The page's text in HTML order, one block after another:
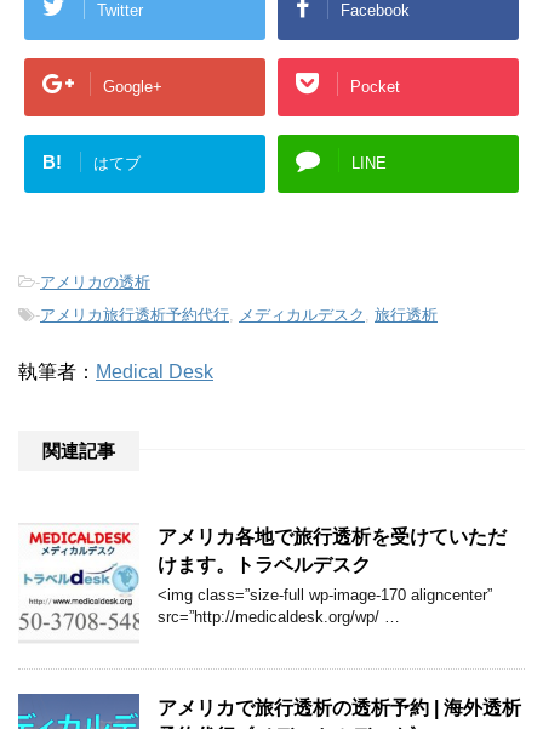
Twitter Facebook
Google+ Pocket
B! はてブ LINE
-アメリカの透析
-アメリカ旅行透析予約代行 メディカルデスク 旅行透析
執筆者： Medical Desk
関連記事
アメリカ各地で旅行透析を受けていただ
けます。トラベルデスク
<img class=”size-full wp-image-170 aligncenter”
src=”http://medicaldesk.org/wp/ …
アメリカで旅行透析の透析予約 | 海外透析